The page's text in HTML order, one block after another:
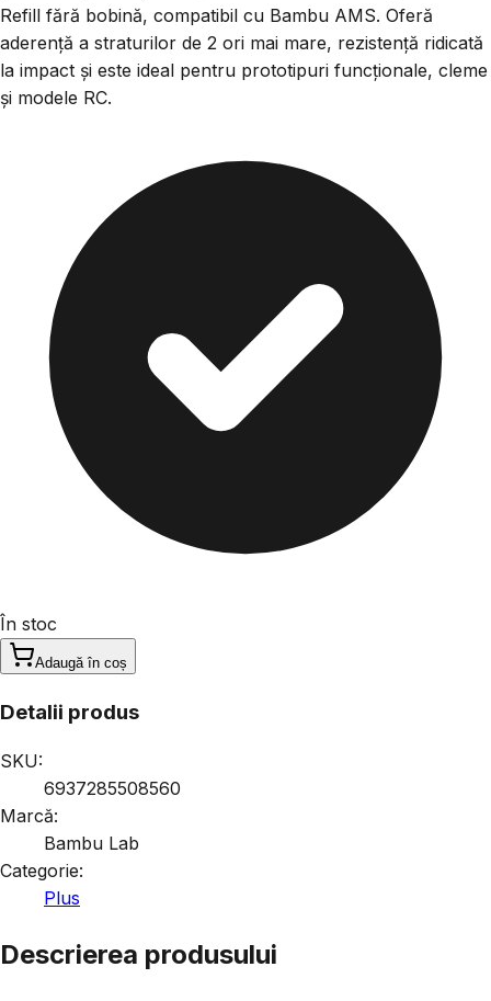
Refill fără bobină, compatibil cu Bambu AMS. Oferă
aderență a straturilor de 2 ori mai mare, rezistență ridicată
la impact și este ideal pentru prototipuri funcționale, cleme
și modele RC.
În stoc
Adaugă în coș
Detalii produs
SKU:
6937285508560
Marcă:
Bambu Lab
Categorie:
Plus
Descrierea produsului